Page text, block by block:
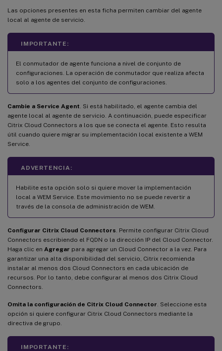
Las opciones presentes en esta ficha permiten cambiar del agente
local al agente de servicio.
IMPORTANTE:
El conmutador de agente funciona a nivel de conjunto de
configuraciones. La operación de conmutador que realiza afecta
solo a los agentes del conjunto de configuraciones.
Cambie a Service Agent . Si está habilitado, el agente cambia del
agente local al agente de servicio. A continuación, puede especificar
Citrix Cloud Connectors a los que se conecta el agente. Esto resulta
útil cuando quiere migrar su implementación local existente a WEM
Service.
ADVERTENCIA:
Habilite esta opción solo si quiere mover la implementación
local a WEM Service. Este movimiento no se puede revertir a
través de la consola de administración de WEM.
Configurar Citrix Cloud Connectors . Permite configurar Citrix Cloud
Connectors escribiendo el FQDN o la dirección IP del Cloud Connector.
Haga clic en Agregar para agregar un Cloud Connector a la vez. Para
garantizar una alta disponibilidad del servicio, Citrix recomienda
instalar al menos dos Cloud Connectors en cada ubicación de
recursos. Por lo tanto, debe configurar al menos dos Citrix Cloud
Connectors.
Omita la configuración de Citrix Cloud Connector . Seleccione esta
opción si quiere configurar Citrix Cloud Connectors mediante la
directiva de grupo.
IMPORTANTE: